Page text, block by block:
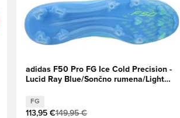
adidas F50 Pro FG Ice Cold Precision -
Lucid Ray Blue/Sončno rumena/Light
FG
113,95 €149,95 €